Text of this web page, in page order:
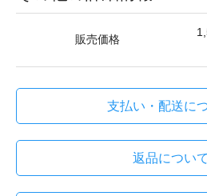
販売価格
支払い・配送に
返品について